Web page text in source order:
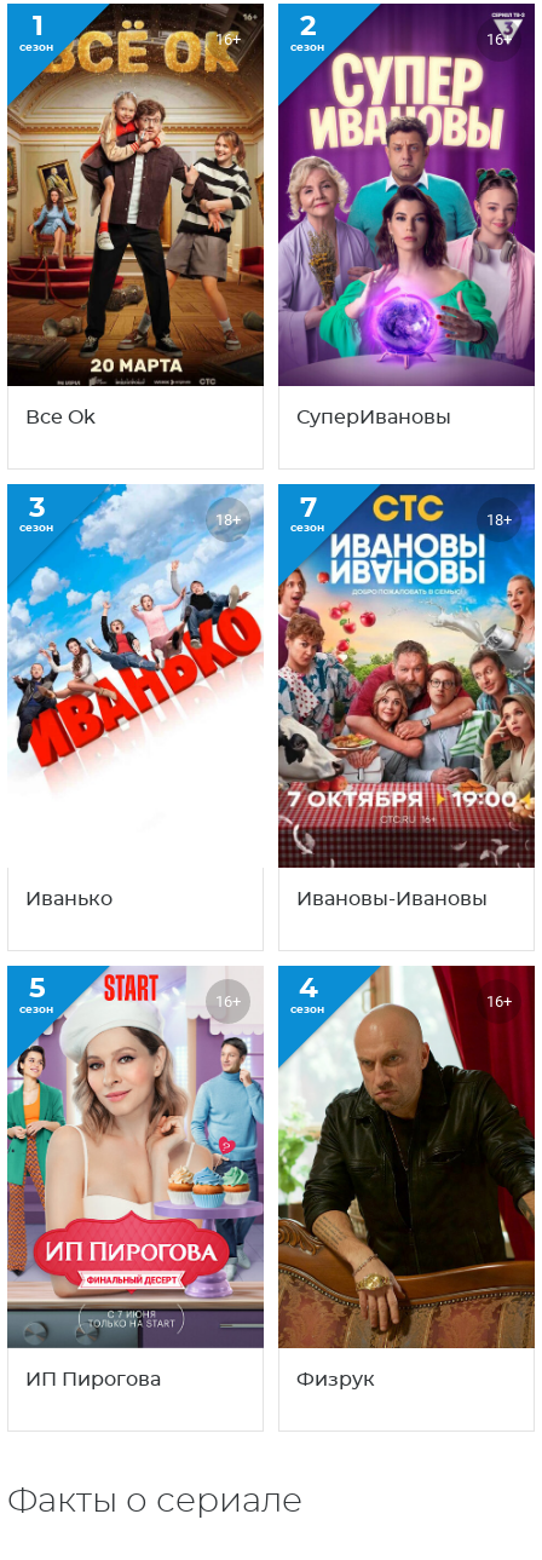
1
сезон 16+
Все Ok
2
сезон 16+
СуперИвановы
3
сезон 18+
Иванько
7
сезон 18+
Ивановы-Ивановы
5
сезон 16+
ИП Пирогова
4
сезон 16+
Физрук
Факты о сериале